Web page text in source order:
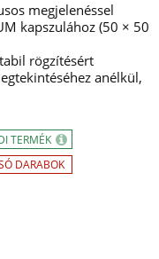
megjelenéssel
kapszulához (50 × 50
rögzítésért
anélkül,
TERMÉK
DARABOK